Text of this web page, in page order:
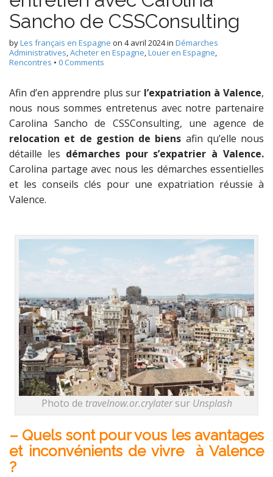
Sancho de CSSConsulting
byLes français en Espagne on 4 avril 2024in Démarches
Administratives,Acheter en Espagne,Louer en Espagne,
Rencontres • 0 Comments
Afin d’en apprendre plus sur l’expatriation à Valence,
nous nous sommes entretenus avec notre partenaire
Carolina Sancho de CSSConsulting, une agence de
relocation et de gestion de biens afin qu’elle nous
détaille les démarches pour s’expatrier à Valence.
Carolina partage avec nous les démarches essentielles
et les conseils clés pour une expatriation réussie à
Valence.
Photo de travelnow.or.crylatersur Unsplash
– Quels sont pour vous les avantages
et inconvénients de vivre à Valence
?